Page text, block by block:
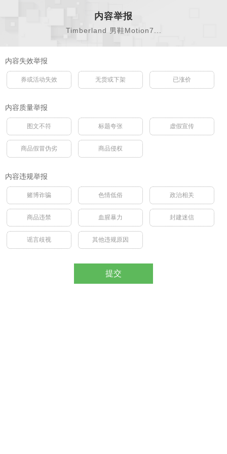
内容举报
Timberland 男鞋Motion7...
内容失效举报
券或活动失效 无货或下架 已涨价
内容质量举报
图文不符 标题夸张 虚假宣传
商品假冒伪劣 商品侵权
内容违规举报
赌博诈骗 色情低俗 政治相关
商品违禁 血腥暴力 封建迷信
谣言歧视 其他违规原因
提交